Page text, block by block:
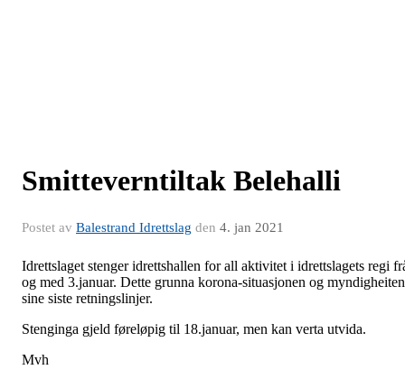
Smitteverntiltak Belehalli
Postet av Balestrand Idrettslag den 4. jan 2021
Idrettslaget stenger idrettshallen for all aktivitet i idrettslagets regi
og med 3.januar. Dette grunna korona-situasjonen og
sine siste retningslinjer.
Stenginga gjeld føreløpig til 18.januar, men kan verta utvida.
Mvh